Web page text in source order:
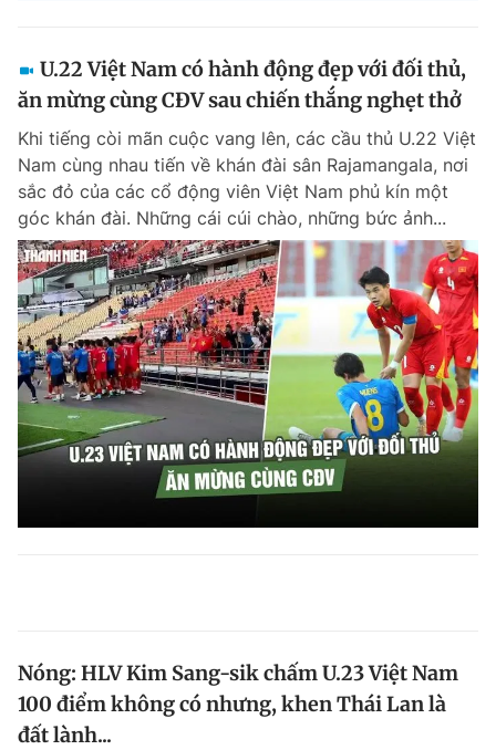
U.22 Việt Nam có hành động đẹp với đối thủ,
ăn mừng cùng CĐV sau chiến thắng nghẹt thở
Khi tiếng còi mãn cuộc vang lên, các cầu thủ U.22 Việt
Nam cùng nhau tiến về khán đài sân Rajamangala, nơi
sắc đỏ của các cổ động viên Việt Nam phủ kín một
góc khán đài. Những cái cúi chào, những bức ảnh...
Nóng: HLV Kim Sang-sik chấm U.23 Việt Nam
100 điểm không có nhưng, khen Thái Lan là
đất lành...